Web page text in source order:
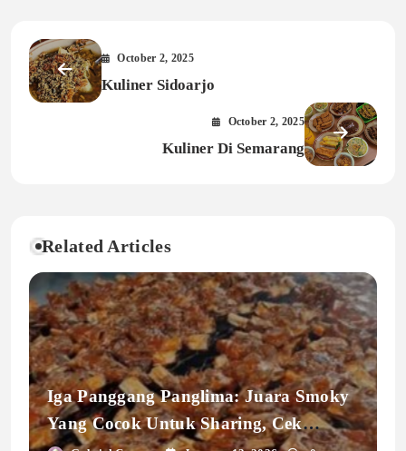
October 2, 2025
Kuliner Sidoarjo
October 2, 2025
Kuliner Di Semarang
Related Articles
Iga Panggang Panglima: Juara Smoky
Yang Cocok Untuk Sharing, Cek